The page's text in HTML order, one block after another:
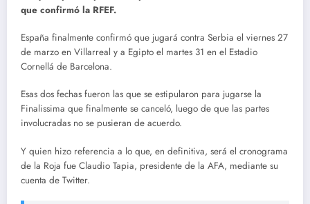
que confirmó la RFEF.
España finalmente confirmó que jugará contra Serbia el viernes 27
de marzo en Villarreal y a Egipto el martes 31 en el Estadio
Cornellá de Barcelona.
Esas dos fechas fueron las que se estipularon para jugarse la
Finalissima que finalmente se canceló, luego de que las partes
involucradas no se pusieran de acuerdo.
Y quien hizo referencia a lo que, en definitiva, será el cronograma
de la Roja fue Claudio Tapia, presidente de la AFA, mediante su
cuenta de Twitter.